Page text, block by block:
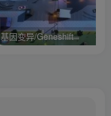
基因变异/Geneshift